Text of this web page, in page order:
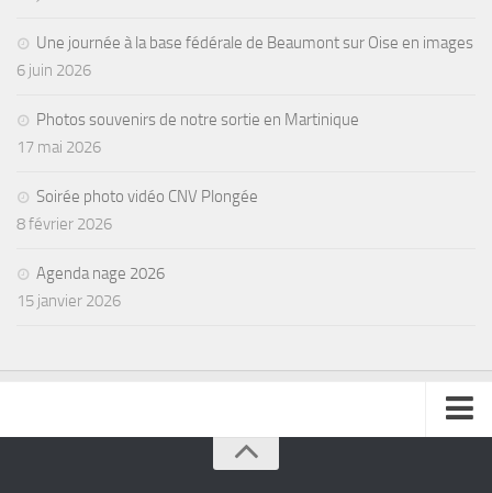
Une journée à la base fédérale de Beaumont sur Oise en images
6 juin 2026
Photos souvenirs de notre sortie en Martinique
17 mai 2026
Soirée photo vidéo CNV Plongée
8 février 2026
Agenda nage 2026
15 janvier 2026